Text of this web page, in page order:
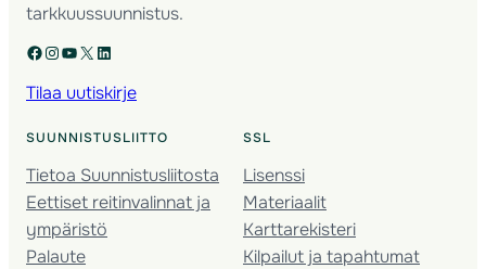
tarkkuussuunnistus.
Facebook Instagram YouTube X LinkedIn
Tilaa uutiskirje
SUUNNISTUSLIITTO
Tietoa Suunnistusliitosta
Eettiset reitinvalinnat ja
ympäristö
Palaute
SSL
Lisenssi
Materiaalit
Karttarekisteri
Kilpailut ja tapahtumat